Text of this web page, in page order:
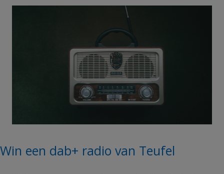
Win een dab+ radio van Teufel